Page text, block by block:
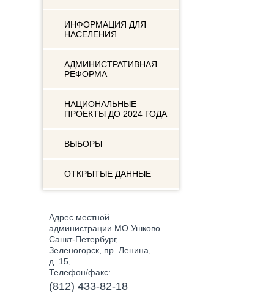
ИНФОРМАЦИЯ ДЛЯ
НАСЕЛЕНИЯ
АДМИНИСТРАТИВНАЯ
РЕФОРМА
НАЦИОНАЛЬНЫЕ
ПРОЕКТЫ ДО 2024 ГОДА
ВЫБОРЫ
ОТКРЫТЫЕ ДАННЫЕ
Адрес местной
администрации МО Ушково
Санкт-Петербург,
Зеленогорск, пр. Ленина,
д. 15,
Телефон/факс:
(812) 433-82-18